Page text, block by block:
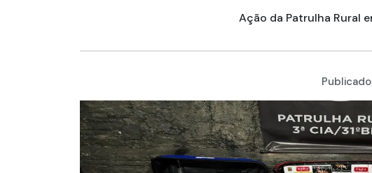
Ação da Patrulha Rural